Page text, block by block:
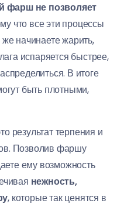
фарш не позволяет
что все эти процессы
начинаете жарить,
испаряется быстрее,
В итоге
быть плотными,
результат терпения и
Позволив фаршу
ему возможность
нежность,
, которые так ценятся в